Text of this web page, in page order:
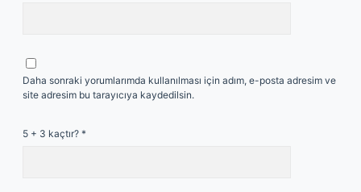
Daha sonraki yorumlarımda kullanılması için adım, e-posta adresim ve
site adresim bu tarayıcıya kaydedilsin.
5 + 3 kaçtır? *